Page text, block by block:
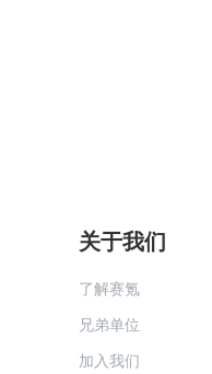
关于我们
了解赛氪
兄弟单位
加入我们